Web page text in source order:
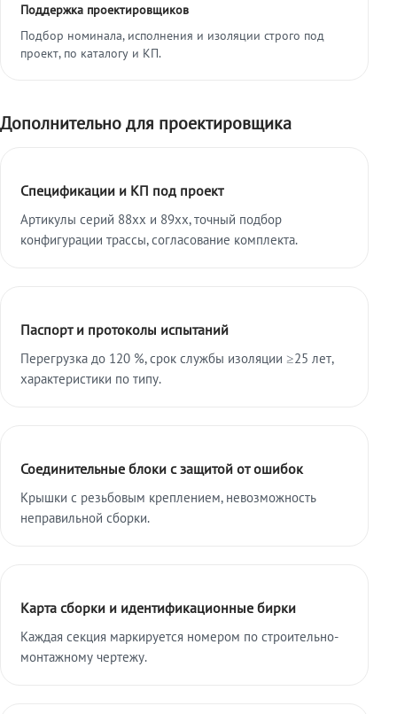
Поддержка проектировщиков
Подбор номинала, исполнения и изоляции строго под
проект, по каталогу и КП.
Дополнительно для проектировщика
Спецификации и КП под проект
Артикулы серий 88xx и 89xx, точный подбор
конфигурации трассы, согласование комплекта.
Паспорт и протоколы испытаний
Перегрузка до 120 %, срок службы изоляции ≥25 лет,
характеристики по типу.
Соединительные блоки с защитой от ошибок
Крышки с резьбовым креплением, невозможность
неправильной сборки.
Карта сборки и идентификационные бирки
Каждая секция маркируется номером по строительно-
монтажному чертежу.